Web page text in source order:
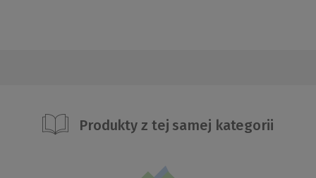
Produkty z tej samej kategorii